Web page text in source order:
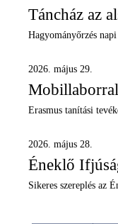
Táncház az
Hagyományőrzés
2026. május 29.
Erasmus tanítási
2026. május 28.
Éneklő
Sikeres szereplés az